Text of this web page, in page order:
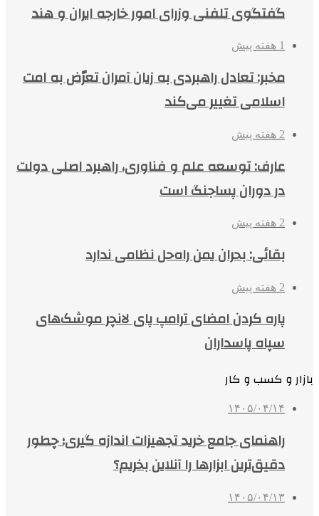
گفتگوی تلفنی وزرای امور خارجه ایران و هند
1 هفته پیش
مخبر: تعادل راهبردی به زیان آمران تعرّض به امت
اسلامی تغییر می‌کند
2 هفته پیش
عارف: توسعه علم و فناوری، راهبرد اصلی دولت
در دوران پساجنگ است
2 هفته پیش
بقائی: بحران یمن راه‌حل نظامی ندارد
2 هفته پیش
پاره کردن امضای ترامپ پای لانچر موشک‌های
سپاه پاسداران
بازار و کسب و کار
۱۴۰۵/۰۴/۱۴
راهنمای جامع خرید تجهیزات اندازه گیری؛ چطور
دقیق‌ترین ابزارها را آنلاین بخریم؟
۱۴۰۵/۰۴/۱۳